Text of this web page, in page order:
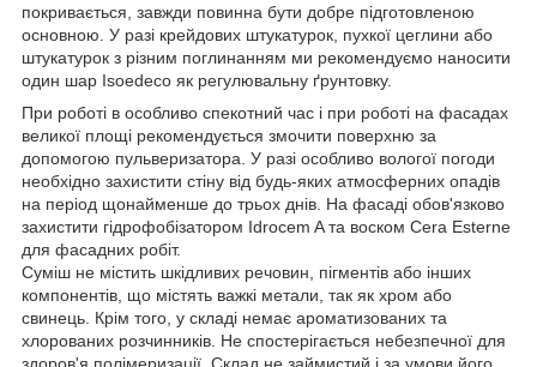
покривається, завжди повинна бути добре підготовленою
основною. У разі крейдових штукатурок, пухкої цеглини або
штукатурок з різним поглинанням ми рекомендуємо наносити
один шар Isoedeco як регулювальну ґрунтовку.
При роботі в особливо спекотний час і при роботі на фасадах
великої площі рекомендується змочити поверхню за
допомогою пульверизатора. У разі особливо вологої погоди
необхідно захистити стіну від будь-яких атмосферних опадів
на період щонайменше до трьох днів. На фасаді обов'язково
захистити гідрофобізатором Idrocem A та воском Cera Esterne
для фасадних робіт.
Суміш не містить шкідливих речовин, пігментів або інших
компонентів, що містять важкі метали, так як хром або
свинець. Крім того, у складі немає ароматизованих та
хлорованих розчинників. Не спостерігається небезпечної для
здоров'я полімеризації. Склад не займистий і за умови його